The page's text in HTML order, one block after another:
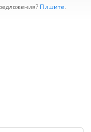
Пишите.